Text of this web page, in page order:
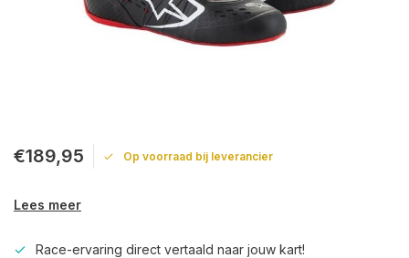
€189,95 Op voorraad bij leverancier
Lees meer
Race-ervaring direct vertaald naar jouw kart!